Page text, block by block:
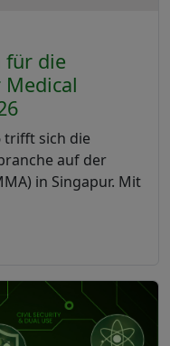
für die
trifft sich die
auf der
in Singapur. Mit